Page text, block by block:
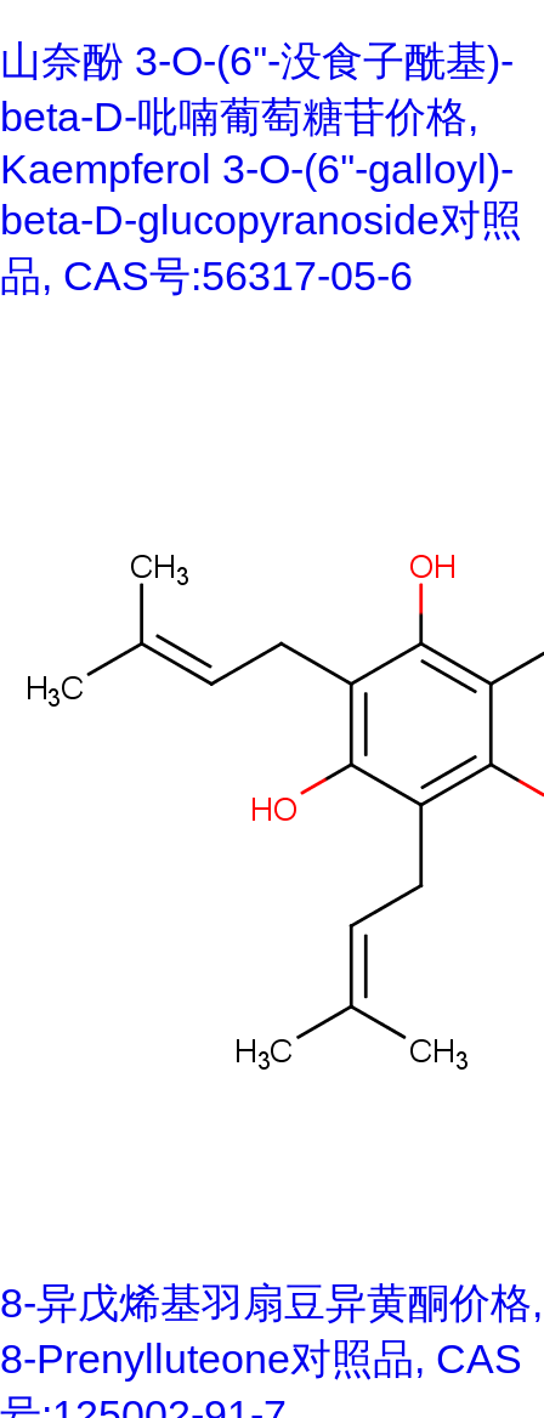
山奈酚 3-O-(6''-没食子酰基)-
beta-D-吡喃葡萄糖苷价格,
Kaempferol 3-O-(6''-galloyl)-
beta-D-glucopyranoside对照
品, CAS号:56317-05-6
8-异戊烯基羽扇豆异黄酮价格,
8-Prenylluteone对照品, CAS